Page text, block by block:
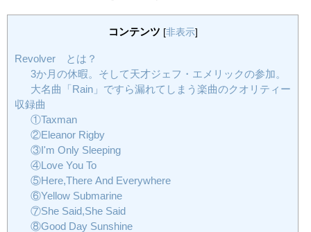
コンテンツ [非表示]
Revolver とは？
3か月の休暇。そして天才ジェフ・エメリックの参加。
大名曲「Rain」ですら漏れてしまう楽曲のクオリティー
収録曲
①Taxman
②Eleanor Rigby
③I'm Only Sleeping
④Love You To
⑤Here,There And Everywhere
⑥Yellow Submarine
⑦She Said,She Said
⑧Good Day Sunshine